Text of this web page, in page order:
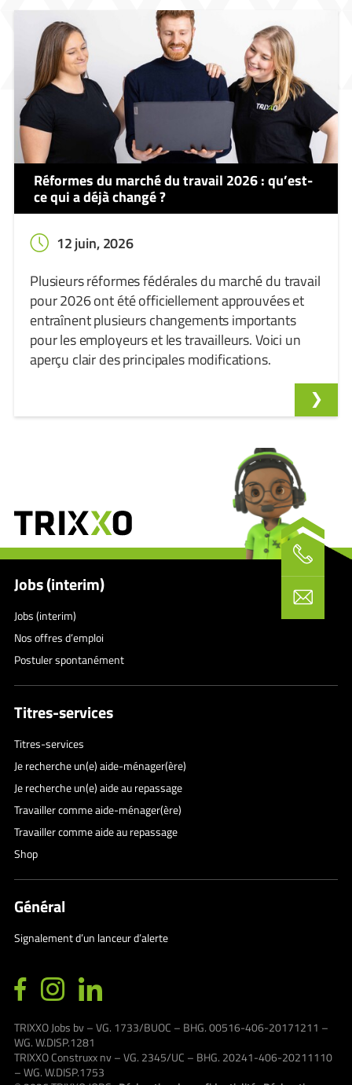
Réformes du marché du travail 2026 : qu’est-
ce qui a déjà changé ?
12 juin, 2026
Plusieurs réformes fédérales du marché du travail
pour 2026 ont été officiellement approuvées et
entraînent plusieurs changements importants
pour les employeurs et les travailleurs. Voici un
aperçu clair des principales modifications.
Jobs (interim)
Jobs (interim)
Nos offres d’emploi
Postuler spontanément
Titres-services
Titres-services
Je recherche un(e) aide-ménager(ère)
Je recherche un(e) aide au repassage
Travailler comme aide-ménager(ère)
Travailler comme aide au repassage
Shop
Général
Signalement d’un lanceur d’alerte
TRIXXO Jobs bv – VG. 1733/BUOC – BHG. 00516-406-20171211 –
WG. W.DISP.1281
TRIXXO Construxx nv – VG. 2345/UC – BHG. 20241-406-20211110
– WG. W.DISP.1753